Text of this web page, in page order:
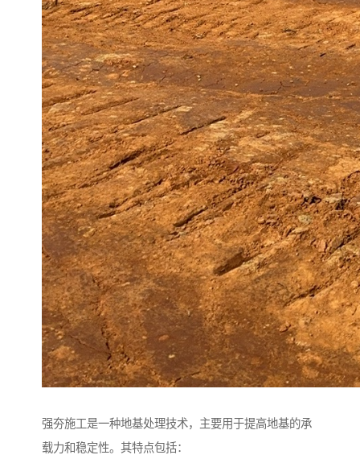
强夯施工是一种地基处理技术，主要用于提高地基的承
载力和稳定性。其特点包括：